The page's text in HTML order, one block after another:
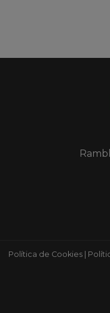
Política de Cookies|